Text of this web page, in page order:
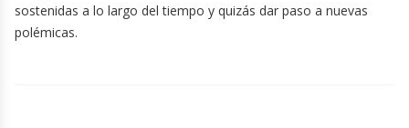
sostenidas a lo largo del tiempo y quizás dar paso a nuevas
polémicas.